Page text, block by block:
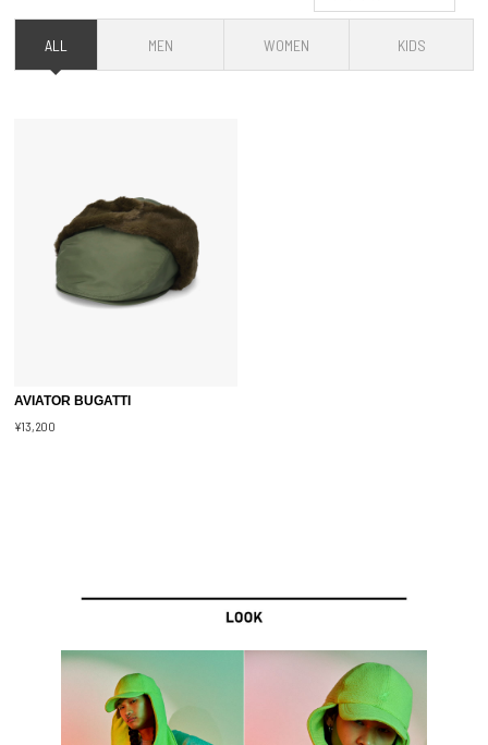
ALL MEN WOMEN KIDS
AVIATOR BUGATTI
¥13,200